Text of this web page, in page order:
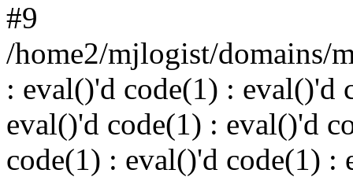
#9
/home2/mjlogist/domains/
: eval()'d code(1) : eval()'d
eval()'d code(1) : eval()'d
code(1) : eval()'d code(1) :